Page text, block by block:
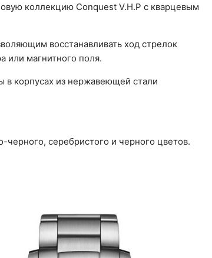
коллекцию Conquest V.H.P с кварцевым
восстанавливать ход стрелок
или магнитного поля.
в корпусах из нержавеющей стали
серебристого и черного цветов.